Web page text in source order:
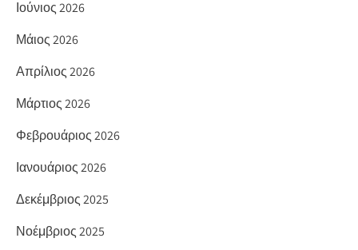
Ιούνιος 2026
Μάιος 2026
Απρίλιος 2026
Μάρτιος 2026
Φεβρουάριος 2026
Ιανουάριος 2026
Δεκέμβριος 2025
Νοέμβριος 2025